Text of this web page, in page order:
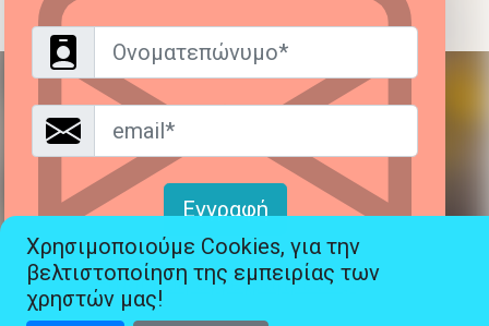
Χρησιμοποιούμε Cookies, για την
βελτιστοποίηση της εμπειρίας των
χρηστών μας!
Όνομα
Email*
Εγγραφή
Είμαι ήδη εγγεγραμμένος!